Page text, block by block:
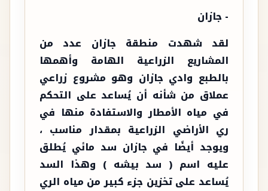
- جازان
لقد شهدت منطقة جازان عدد من
المشاريع الزراعية الهامة وأهمها
بالطبع وادي جازان وهو مشروع زراعي
عملاق من شأنه أن يُساعد على التحكم
في مياه الأمطار والاستفادة منها في
ري الأراضي الزراعية بمقدار مناسب ،
ويوجد أيضًا في جازان سد مائي يُطلق
عليه اسم ( سد بيشه ) وهذا السد
يُساعد على تخزين جزء كبير من مياه الري